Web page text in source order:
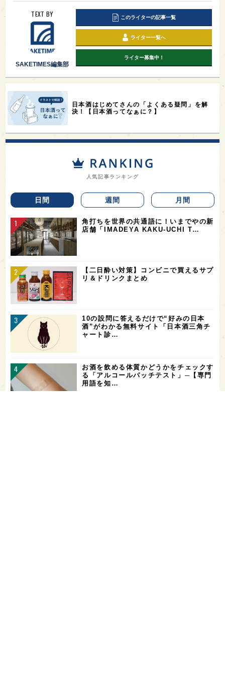
TEXT BY
SAKETIMES編集部
このライターの記事一覧
ライター一覧へ
ライター募集中！
日本酒はじめてさんの「よくある疑問」を解
決！【日本酒ってなぁに？】
人気記事ランキング
日間 週間 月間
角打ちを世界の共通語に！いまでやの新
店舗「IMADEYA KAKU-UCHI T…
【二日酔い対策】コンビニで買えるサプ
リ＆ドリンクまとめ
10の設問に答えるだけで“好みの日本
酒”がわかる無料サイト「日本酒三角チ
ャート診…
お酒を飲める体質かどうかをチェックす
る「アルコールパッチテスト」─【専門
用語を知…